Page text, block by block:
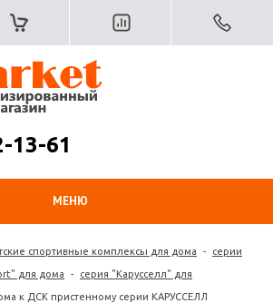
13-61
МЕНЮ
спортивные комплексы для дома - серии
для дома - серия "Карусселл" для
к ДСК пристенному серии КАРУССЕЛЛ